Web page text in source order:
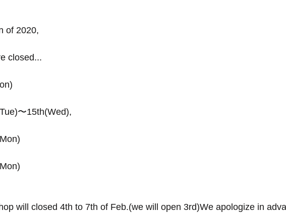
of 2020,
closed...
〜15th(Wed),
will closed 4th to 7th of Feb.(we will open 3rd)We apologize in